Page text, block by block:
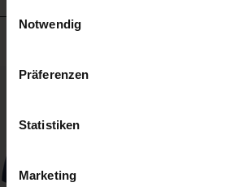
Notwendig
Präferenzen
Statistiken
Marketing
(Sale)
im Sale
– Spring 2026
– 2 kaufen, 10% sparen